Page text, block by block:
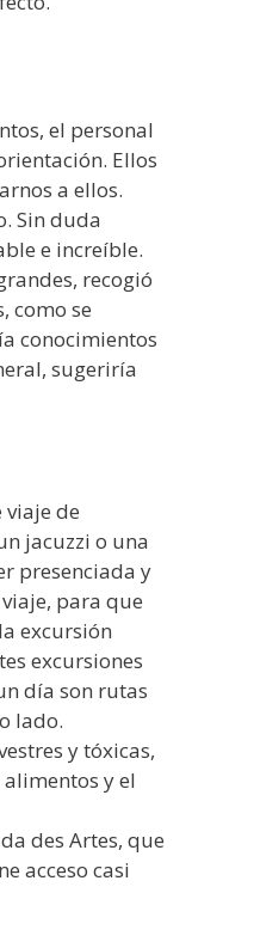
el personal
Ellos
a ellos.
Sin duda
e increíble.
recogió
como se
conocimientos
sugeriría
viaje de
jacuzzi o una
presenciada y
para que
excursión
excursiones
día son rutas
lado.
y tóxicas,
y el
des Artes, que
acceso casi